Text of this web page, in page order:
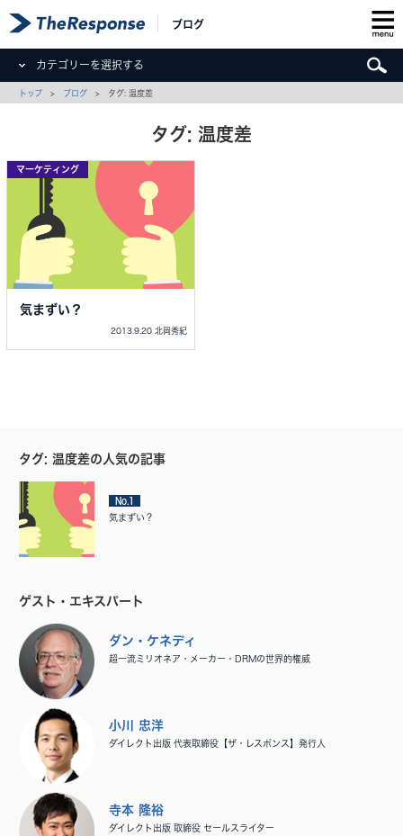
ブログ
カテゴリーを選択する
トップ > ブログ > タグ: 温度差
タグ: 温度差
マーケティング
気まずい？
2013.9.20 北岡秀紀
タグ: 温度差の人気の記事
No.1
気まずい？
ゲスト・エキスパート
ダン・ケネディ
超一流ミリオネア・メーカー・DRMの世界的権威
小川 忠洋
ダイレクト出版 代表取締役【ザ・レスポンス】発行人
寺本 隆裕
ダイレクト出版 取締役 セールスライター